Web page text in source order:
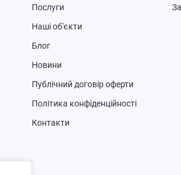
Послуги
Наші об'єкти
Блог
Новини
Публічний договір оферти
Політика конфіденційності
Контакти